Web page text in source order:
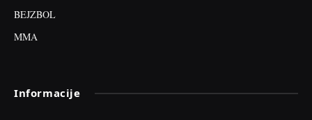
BEJZBOL
MMA
Informacije